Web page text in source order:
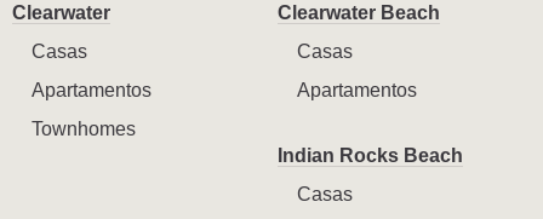
Clearwater
Casas
Apartamentos
Townhomes
Clearwater Beach
Casas
Apartamentos
Indian Rocks Beach
Casas